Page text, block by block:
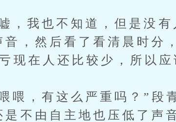
也不知道，但是没有人
音，然后看了看清晨时分
现在人还比较少，所以
有这么严重吗？”段青
是不由自主地也压低了声